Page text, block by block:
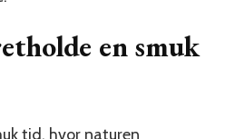
en smuk
tid, hvor naturen